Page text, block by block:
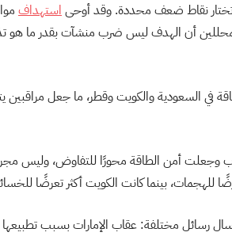
تختار نقاط ضعف محددة. وقد أوحىاستهداف
أن الهدف ليس ضرب منشآت بقدر ما هو
في السعودية والكويت وقطر، ما جعل
وجعلت أمن الطاقة محورًا للتفاوض، وليس
رسائل مختلفة: عقاب الإمارات بسبب